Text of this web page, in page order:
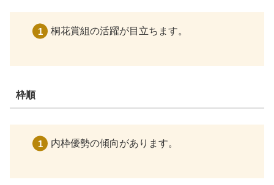
桐花賞組の活躍が目立ちます。
枠順
内枠優勢の傾向があります。